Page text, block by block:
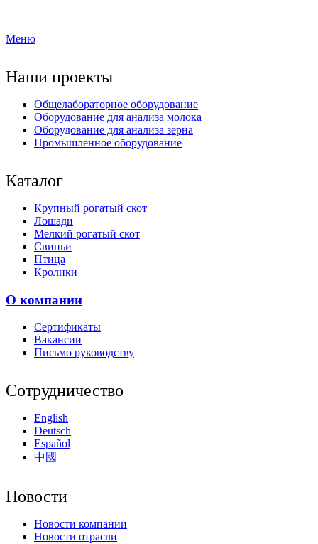
Меню
Наши проекты
Общелабораторное оборудование
Оборудование для анализа молока
Оборудование для анализа зерна
Промышленное оборудование
Каталог
Крупный рогатый скот
Лошади
Мелкий рогатый скот
Свиньи
Птица
Кролики
О компании
Сертификаты
Вакансии
Письмо руководству
Сотрудничество
English
Deutsch
Español
中國
Новости
Новости компании
Новости отрасли